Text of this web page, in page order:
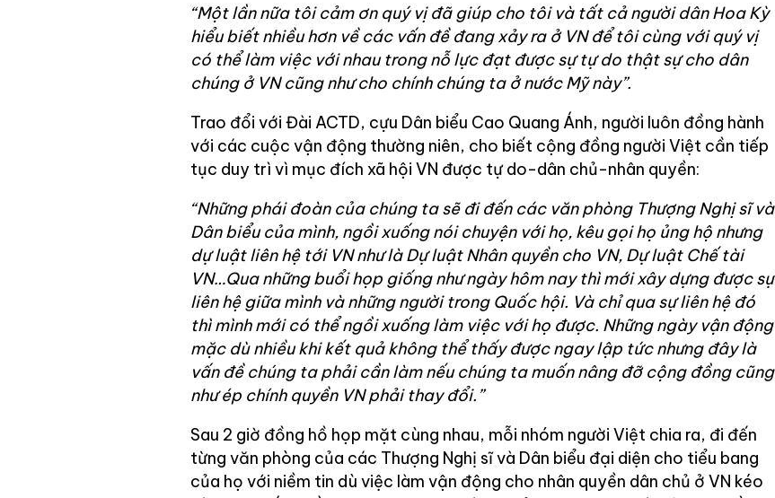
“Một lần nữa tôi cảm ơn quý vị đã giúp cho tôi và tất cả người dân Hoa Kỳ
hiểu biết nhiều hơn về các vấn đề đang xảy ra ở VN để tôi cùng với quý vị
có thể làm việc với nhau trong nỗ lực đạt được sự tự do thật sự cho dân
chúng ở VN cũng như cho chính chúng ta ở nước Mỹ này”.
Trao đổi với Đài ACTD, cựu Dân biểu Cao Quang Ánh, người luôn đồng hành
với các cuộc vận động thường niên, cho biết cộng đồng người Việt cần tiếp
tục duy trì vì mục đích xã hội VN được tự do-dân chủ-nhân quyền:
“Những phái đoàn của chúng ta sẽ đi đến các văn phòng Thượng Nghị sĩ và
Dân biểu của mình, ngồi xuống nói chuyện với họ, kêu gọi họ ủng hộ nhưng
dự luật liên hệ tới VN như là Dự luật Nhân quyền cho VN, Dự luật Chế tài
VN…Qua những buổi họp giống như ngày hôm nay thì mới xây dựng được sự
liên hệ giữa mình và những người trong Quốc hội. Và chỉ qua sự liên hệ đó
thì mình mới có thể ngồi xuống làm việc với họ được. Những ngày vận động
mặc dù nhiều khi kết quả không thể thấy được ngay lập tức nhưng đây là
vấn đề chúng ta phải cần làm nếu chúng ta muốn nâng đỡ cộng đồng cũng
như ép chính quyền VN phải thay đổi.”
Sau 2 giờ đồng hồ họp mặt cùng nhau, mỗi nhóm người Việt chia ra, đi đến
từng văn phòng của các Thượng Nghị sĩ và Dân biểu đại diện cho tiểu bang
của họ với niềm tin dù việc làm vận động cho nhân quyền dân chủ ở VN kéo